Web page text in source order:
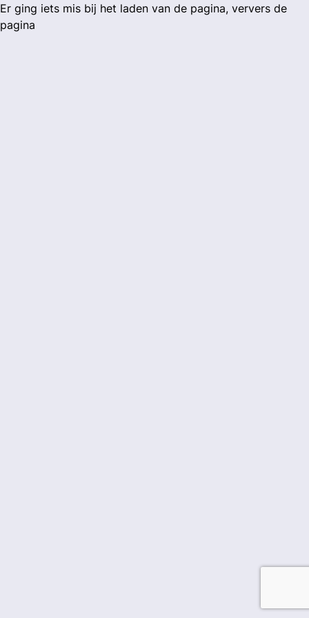
Er ging iets mis bij het laden van de pagina, ververs de
pagina